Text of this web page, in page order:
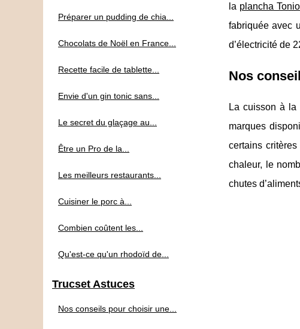
la plancha Tonio
fabriquée avec
d’électricité de
Nos
La cuisson à
marques
certains
chaleur, le
chutes
Préparer un pudding de chia...
Chocolats de Noël en France...
Recette facile de tablette...
Envie d'un gin tonic sans...
Le secret du glaçage au...
Être un Pro de la...
Les meilleurs restaurants...
Cuisiner le porc à...
Combien coûtent les...
Qu'est-ce qu'un rhodoïd de...
Trucset Astuces
Nos conseils pour choisir une...